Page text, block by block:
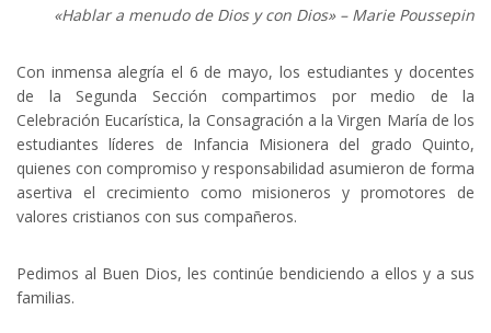
«Hablar a menudo de Dios y con Dios» – Marie Poussepin
Con inmensa alegría el 6 de mayo, los estudiantes y docentes
de la Segunda Sección compartimos por medio de la
Celebración Eucarística, la Consagración a la Virgen María de los
estudiantes líderes de Infancia Misionera del grado Quinto,
quienes con compromiso y responsabilidad asumieron de forma
asertiva el crecimiento como misioneros y promotores de
valores cristianos con sus compañeros.
Pedimos al Buen Dios, les continúe bendiciendo a ellos y a sus
familias.